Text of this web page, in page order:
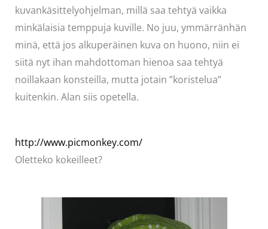
kuvankäsittelyohjelman, millä saa tehtyä vaikka
minkälaisia temppuja kuville. No juu, ymmärränhän
minä, että jos alkuperäinen kuva on huono, niin ei
siitä nyt ihan mahdottoman hienoa saa tehtyä
noillakaan konsteilla, mutta jotain ”koristelua”
kuitenkin. Alan siis opetella.
http://www.picmonkey.com/
Oletteko kokeilleet?